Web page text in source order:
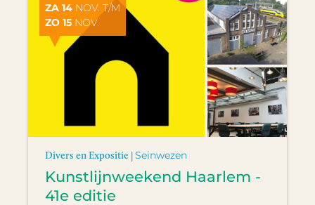
ZA 14 NOV. T/M
ZO 15 NOV.
Divers en Expositie |Seinwezen
Kunstlijnweekend Haarlem -
41e editie